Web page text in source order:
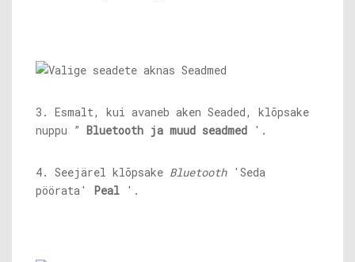
3. Esmalt, kui avaneb aken Seaded, klõpsake
nuppu ” Bluetooth ja muud seadmed '.
4. Seejärel klõpsake Bluetooth'Seda
pöörata' Peal '.